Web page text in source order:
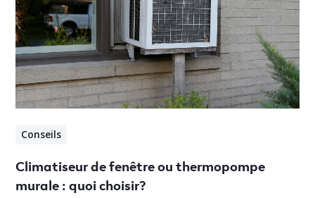
Conseils
Climatiseur de fenêtre ou thermopompe
murale : quoi choisir?